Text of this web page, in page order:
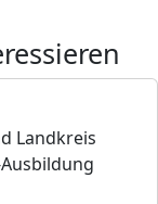
Landkreis